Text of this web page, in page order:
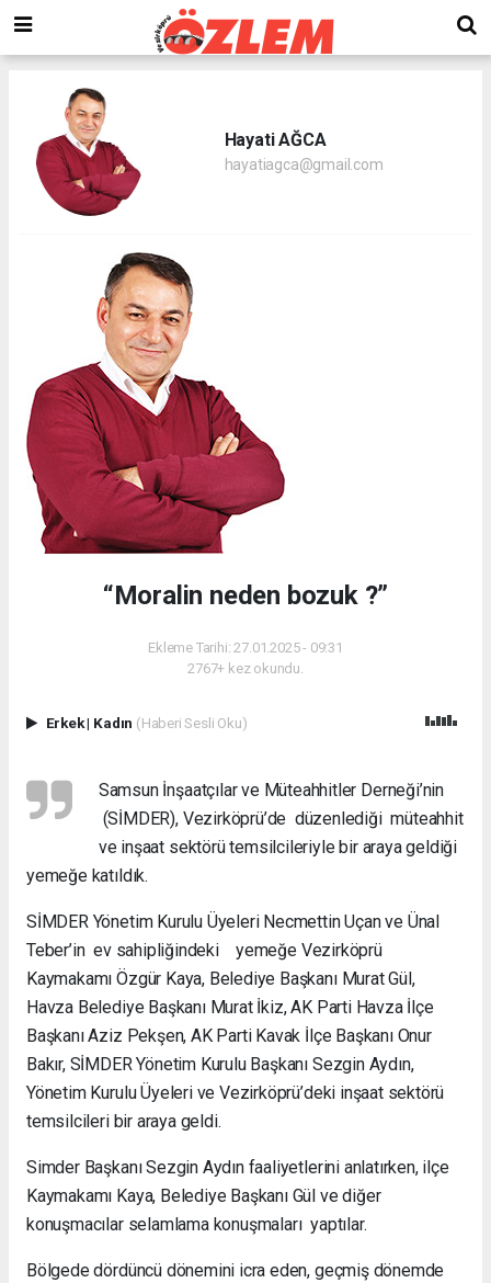
Hayati AĞCA
hayatiagca@gmail.com
“Moralin neden bozuk ?”
Ekleme Tarihi: 27.01.2025 - 09:31
2767+ kez okundu.
Erkek| Kadın (Haberi Sesli Oku)
Samsun İnşaatçılar ve Müteahhitler Derneği’nin
(SİMDER), Vezirköprü’de düzenlediği müteahhit
ve inşaat sektörü temsilcileriyle bir araya geldiği
yemeğe katıldık.
SİMDER Yönetim Kurulu Üyeleri Necmettin Uçan ve Ünal
Teber’in ev sahipliğindeki yemeğe Vezirköprü
Kaymakamı Özgür Kaya, Belediye Başkanı Murat Gül,
Havza Belediye Başkanı Murat İkiz, AK Parti Havza İlçe
Başkanı Aziz Pekşen, AK Parti Kavak İlçe Başkanı Onur
Bakır, SİMDER Yönetim Kurulu Başkanı Sezgin Aydın,
Yönetim Kurulu Üyeleri ve Vezirköprü’deki inşaat sektörü
temsilcileri bir araya geldi.
Simder Başkanı Sezgin Aydın faaliyetlerini anlatırken, ilçe
Kaymakamı Kaya, Belediye Başkanı Gül ve diğer
konuşmacılar selamlama konuşmaları yaptılar.
Bölgede dördüncü dönemini icra eden, geçmiş dönemde